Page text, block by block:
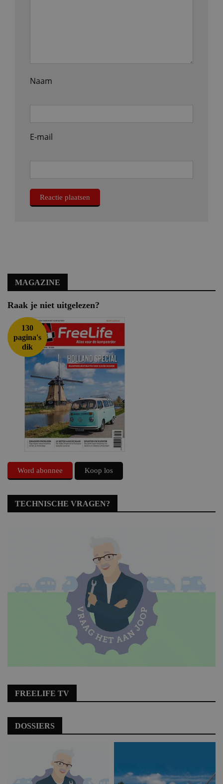
Naam
E-mail
MAGAZINE
Raak je niet uitgelezen?
130
pagina's
dik
Word abonnee Koop los
TECHNISCHE VRAGEN?
FREELIFE TV
DOSSIERS